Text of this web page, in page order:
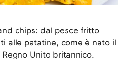
chips: dal pesce fritto
alle patatine, come è nato il
Unito britannico.